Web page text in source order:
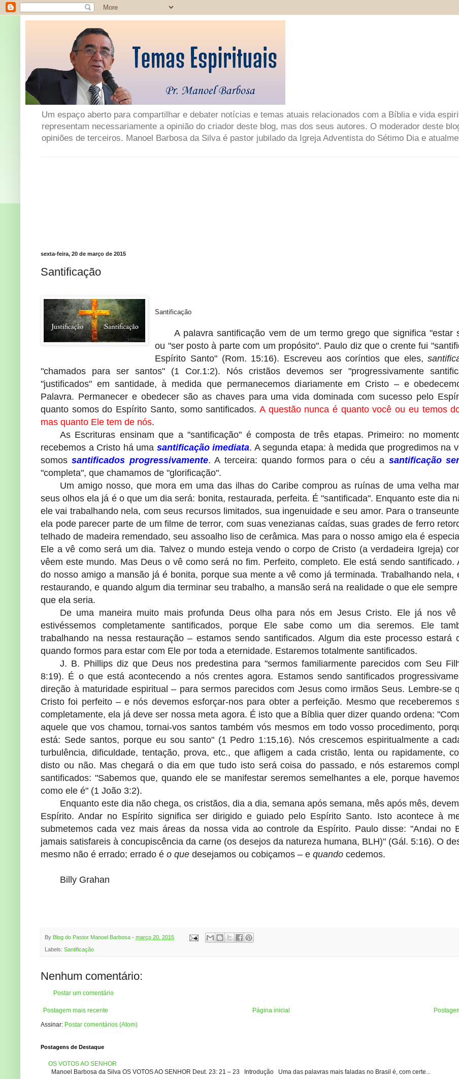
Um espaço aberto para compartilhar e debater notícias e temas atuais relacionados com a Bíblia e vida
representam necessariamente a opinião do criador deste blog, mas dos seus autores. O moderador deste
opiniões de terceiros. Manoel Barbosa da Silva é pastor jubilado da Igreja Adventista do Sétimo Dia e
sexta-feira, 20 de março de 2015
Santificação
Santificação
A palavra santificação vem de um termo grego que significa "estar
ou "ser posto à parte com um propósito". Paulo diz que o crente fui
Espírito Santo" (Rom. 15:16). Escreveu aos coríntios que eles,
"chamados para ser santos" (1 Cor.1:2). Nós cristãos devemos ser "progressivamente
"justificados" em santidade, à medida que permanecemos diariamente em Cristo – e
Palavra. Permanecer e obedecer são as chaves para uma vida dominada com sucesso pelo
quanto somos do Espírito Santo, somo santificados. A questão nunca é quanto você ou eu temos
mas quanto Ele tem de nós.
As Escrituras ensinam que a "santificação" é composta de três etapas. Primeiro: no
recebemos a Cristo há uma santificação imediata. A segunda etapa: à medida que progredimos na
somossantificados progressivamente. A terceira: quando formos para o céu a santificação
"completa", que chamamos de "glorificação".
Um amigo nosso, que mora em uma das ilhas do Caribe comprou as ruínas de uma velha
seus olhos ela já é o que um dia será: bonita, restaurada, perfeita. É "santificada". Enquanto este dia
ele vai trabalhando nela, com seus recursos limitados, sua ingenuidade e seu amor. Para o
ela pode parecer parte de um filme de terror, com suas venezianas caídas, suas grades de ferro
telhado de madeira remendado, seu assoalho liso de cerâmica. Mas para o nosso amigo ela é
Ele a vê como será um dia. Talvez o mundo esteja vendo o corpo de Cristo (a verdadeira Igreja)
vêem este mundo. Mas Deus o vê como será no fim. Perfeito, completo. Ele está sendo santificado.
do nosso amigo a mansão já é bonita, porque sua mente a vê como já terminada. Trabalhando nela,
restaurando, e quando algum dia terminar seu trabalho, a mansão será na realidade o que ele
que ela seria.
De uma maneira muito mais profunda Deus olha para nós em Jesus Cristo. Ele já nos
estivéssemos completamente santificados, porque Ele sabe como um dia seremos. Ele
trabalhando na nessa restauração – estamos sendo santificados. Algum dia este processo estará
quando formos para estar com Ele por toda a eternidade. Estaremos totalmente santificados.
J. B. Phillips diz que Deus nos predestina para "sermos familiarmente parecidos com Seu
8:19). É o que está acontecendo a nós crentes agora. Estamos sendo santificados
direção à maturidade espiritual – para sermos parecidos com Jesus como irmãos Seus. Lembre-se
Cristo foi perfeito – e nós devemos esforçar-nos para obter a perfeição. Mesmo que receberemos
completamente, ela já deve ser nossa meta agora. É isto que a Bíblia quer dizer quando ordena:
aquele que vos chamou, tornai-vos santos também vós mesmos em todo vosso procedimento,
está: Sede santos, porque eu sou santo" (1 Pedro 1:15,16). Nós crescemos espiritualmente a
turbulência, dificuldade, tentação, prova, etc., que afligem a cada cristão, lenta ou rapidamente,
disto ou não. Mas chegará o dia em que tudo isto será coisa do passado, e nós estaremos
santificados: "Sabemos que, quando ele se manifestar seremos semelhantes a ele, porque
como ele é" (1 João 3:2).
Enquanto este dia não chega, os cristãos, dia a dia, semana após semana, mês após mês,
Espírito. Andar no Espírito significa ser dirigido e guiado pelo Espírito Santo. Isto acontece à
submetemos cada vez mais áreas da nossa vida ao controle da Espírito. Paulo disse: "Andai no
jamais satisfareis à concupiscência da carne (os desejos da natureza humana, BLH)" (Gál. 5:16). O
mesmo não é errado; errado é o que desejamos ou cobiçamos – e quando cedemos.
Billy Grahan
By Blog do Pastor Manoel Barbosa - março 20, 2015
Labels: Santificação
Nenhum comentário:
Postar um comentário
Postagem mais recente
Página inicial
Assinar: Postar comentários (Atom)
Postagens de Destaque
OS VOTOS AO SENHOR
Manoel Barbosa da Silva OS VOTOS AO SENHOR Deut. 23: 21 – 23 Introdução Uma das palavras mais faladas no Brasil é, com certe...